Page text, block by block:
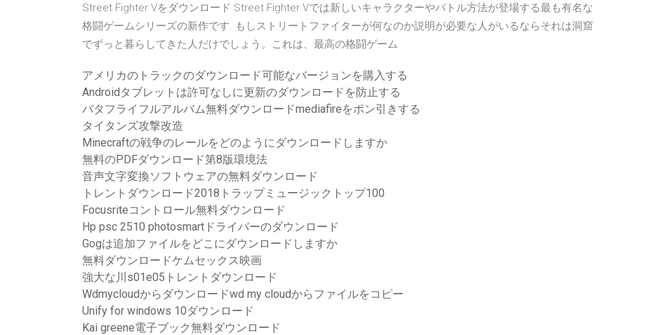
Street Fighter Vをダウンロード Street Fighter Vでは新しいキャラクターやバトル方法が登場する最も有名な
格闘ゲームシリーズの新作です. もしストリートファイターが何なのか説明が必要な人がいるならそれは洞窟
でずっと暮らしてきた人だけでしょう。これは、最高の格闘ゲーム
アメリカのトラックのダウンロード可能なバージョンを購入する
Androidタブレットは許可なしに更新のダウンロードを防止する
バタフライフルアルバム無料ダウンロードmediafireをポン引きする
タイタンズ攻撃改造
Minecraftの戦争のレールをどのようにダウンロードしますか
無料のPDFダウンロード第8版環境法
音声文字変換ソフトウェアの無料ダウンロード
トレントダウンロード2018トラップミュージックトップ100
Focusriteコントロール無料ダウンロード
Hp psc 2510 photosmartドライバーのダウンロード
Gogは追加ファイルをどこにダウンロードしますか
無料ダウンロードケムセックス映画
強大な川s01e05トレントダウンロード
Wdmycloudからダウンロードwd my cloudからファイルをコピー
Unify for windows 10ダウンロード
Kai greene電子ブック無料ダウンロード